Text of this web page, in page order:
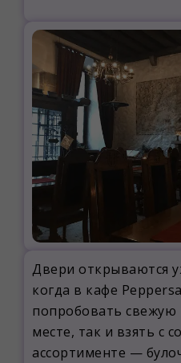
Двери открываются
когда в кафе
попробовать свежую
месте, так и взять с
ассортименте —